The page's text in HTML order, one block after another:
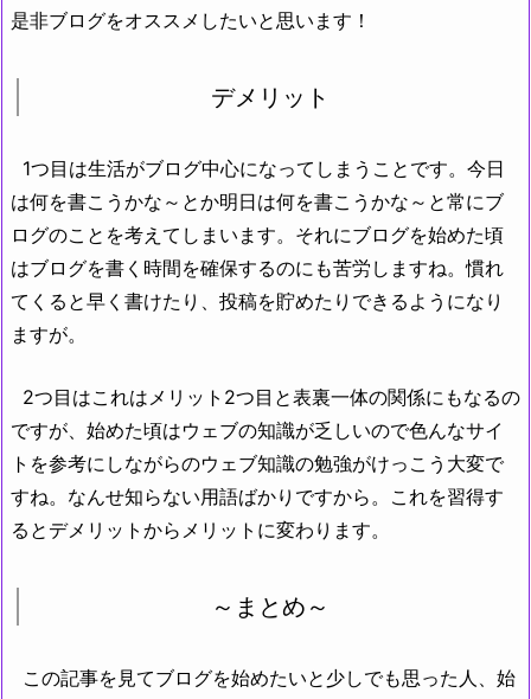
是非ブログをオススメしたいと思います！
デメリット
1つ目は生活がブログ中心になってしまうことです。今日
は何を書こうかな～とか明日は何を書こうかな～と常にブ
ログのことを考えてしまいます。それにブログを始めた頃
はブログを書く時間を確保するのにも苦労しますね。慣れ
てくると早く書けたり、投稿を貯めたりできるようになり
ますが。
2つ目はこれはメリット2つ目と表裏一体の関係にもなるの
ですが、始めた頃はウェブの知識が乏しいので色んなサイ
トを参考にしながらのウェブ知識の勉強がけっこう大変で
すね。なんせ知らない用語ばかりですから。これを習得す
るとデメリットからメリットに変わります。
～まとめ～
この記事を見てブログを始めたいと少しでも思った人、始